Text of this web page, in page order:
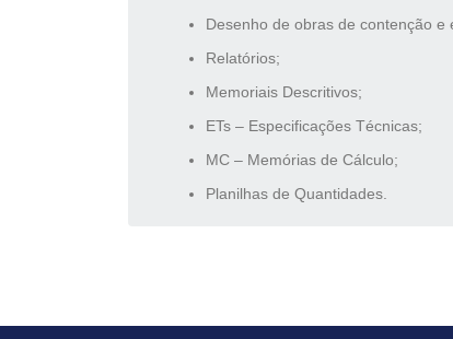
Desenho de obras de contenção
Relatórios;
Memoriais Descritivos;
ETs – Especificações Técnicas;
MC – Memórias de Cálculo;
Planilhas de Quantidades.